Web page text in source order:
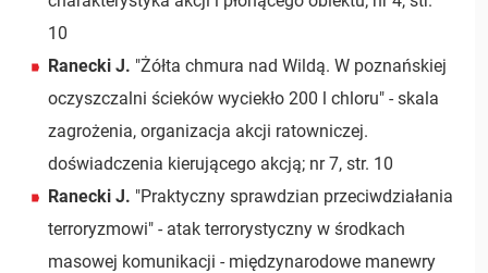
10
Ranecki J. "Żółta chmura nad Wildą. W poznańskiej
oczyszczalni ścieków wyciekło 200 l chloru" - skala
zagrożenia, organizacja akcji ratowniczej.
doświadczenia kierującego akcją; nr 7, str. 10
Ranecki J. "Praktyczny sprawdzian przeciwdziałania
terroryzmowi" - atak terrorystyczny w środkach
masowej komunikacji - międzynarodowe manewry